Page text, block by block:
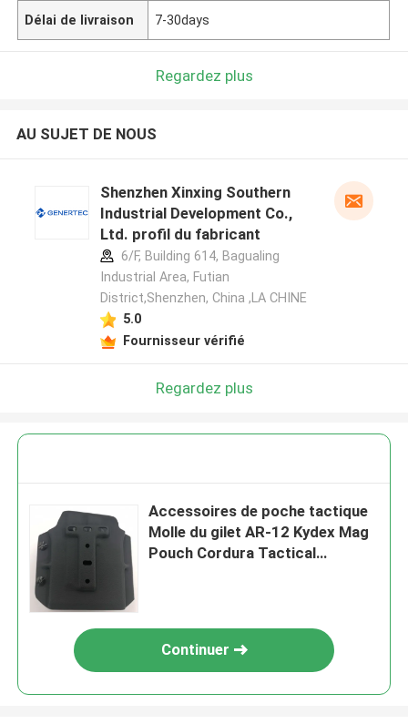
Délai de livraison 7-30days
Regardez plus
AU SUJET DE NOUS
Shenzhen Xinxing Southern
Industrial Development Co.,
Ltd. profil du fabricant
6/F, Building 614, Bagualing
Industrial Area, Futian
District,Shenzhen, China ,LA CHINE
5.0
Fournisseur vérifié
Regardez plus
Accessoires de poche tactique
Molle du gilet AR-12 Kydex Mag
Pouch Cordura Tactical
Continuer